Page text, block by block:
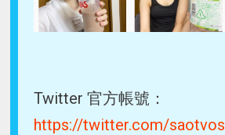
Twitter 官方帳號：
https://twitter.com/saotvos